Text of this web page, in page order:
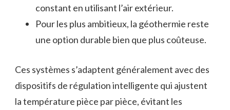
constant en utilisant l’air extérieur.
Pour les plus ambitieux, la géothermie reste
une option durable bien que plus coûteuse.
Ces systèmes s’adaptent généralement avec des
dispositifs de régulation intelligente qui ajustent
la température pièce par pièce, évitant les